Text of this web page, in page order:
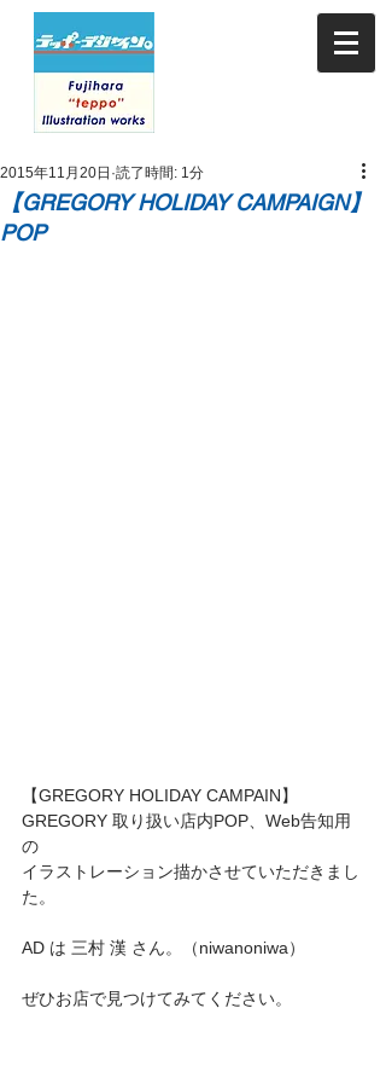
【GREGORY HOLIDAY CAMPAIGN】
POP
2015年11月20日 読了時間: 1分
【GREGORY HOLIDAY CAMPAIN】
GREGORY 取り扱い店内POP、Web告知用
の
イラストレーション描かさせていただきまし
た。
AD は 三村 漢 さん。（niwanoniwa）
ぜひお店で見つけてみてください。